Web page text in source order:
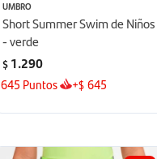
UMBRO
Short Summer Swim de Niños
- verde
$ 1.290
645 Puntos +$ 645